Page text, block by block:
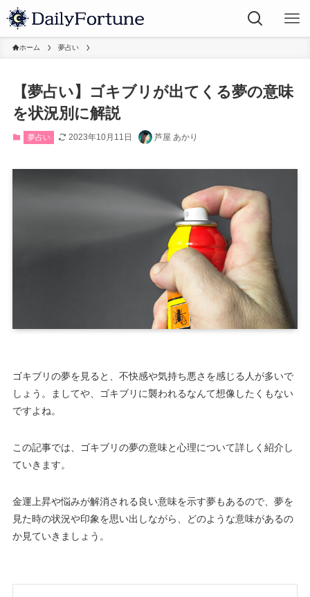
ホーム 夢占い
【夢占い】ゴキブリが出てくる夢の意味
を状況別に解説
夢占い 2023年10月11日 芦屋 あかり
ゴキブリの夢を見ると、不快感や気持ち悪さを感じる人が多いで
しょう。ましてや、ゴキブリに襲われるなんて想像したくもない
ですよね。
この記事では、ゴキブリの夢の意味と心理について詳しく紹介し
ていきます。
金運上昇や悩みが解消される良い意味を示す夢もあるので、夢を
見た時の状況や印象を思い出しながら、どのような意味があるの
か見ていきましょう。